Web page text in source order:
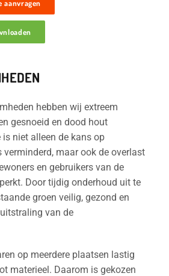
hebben wij extreem
gesnoeid en dood hout
niet alleen de kans op
maar ook de overlast
en gebruikers van de
Door tijdig onderhoud uit te
groen veilig, gezond en
van de
op meerdere plaatsen lastig
materieel. Daarom is gekozen